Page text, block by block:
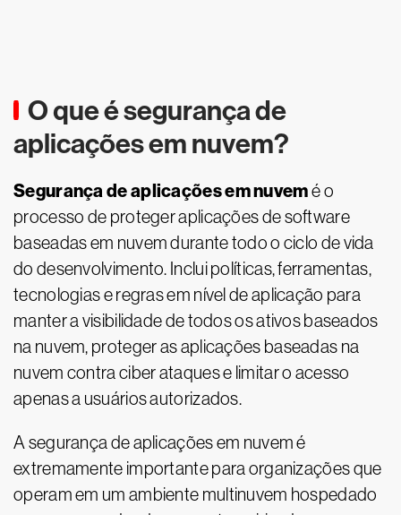
O que é segurança de
aplicações em nuvem?
Segurança de aplicações em nuvemé o
processo de proteger aplicações de software
baseadas em nuvem durante todo o ciclo de vida
do desenvolvimento. Inclui políticas, ferramentas,
tecnologias e regras em nível de aplicação para
manter a visibilidade de todos os ativos baseados
na nuvem, proteger as aplicações baseadas na
nuvem contra ciber ataques e limitar o acesso
apenas a usuários autorizados.
A segurança de aplicações em nuvem é
extremamente importante para organizações que
operam em um ambiente multinuvem hospedado